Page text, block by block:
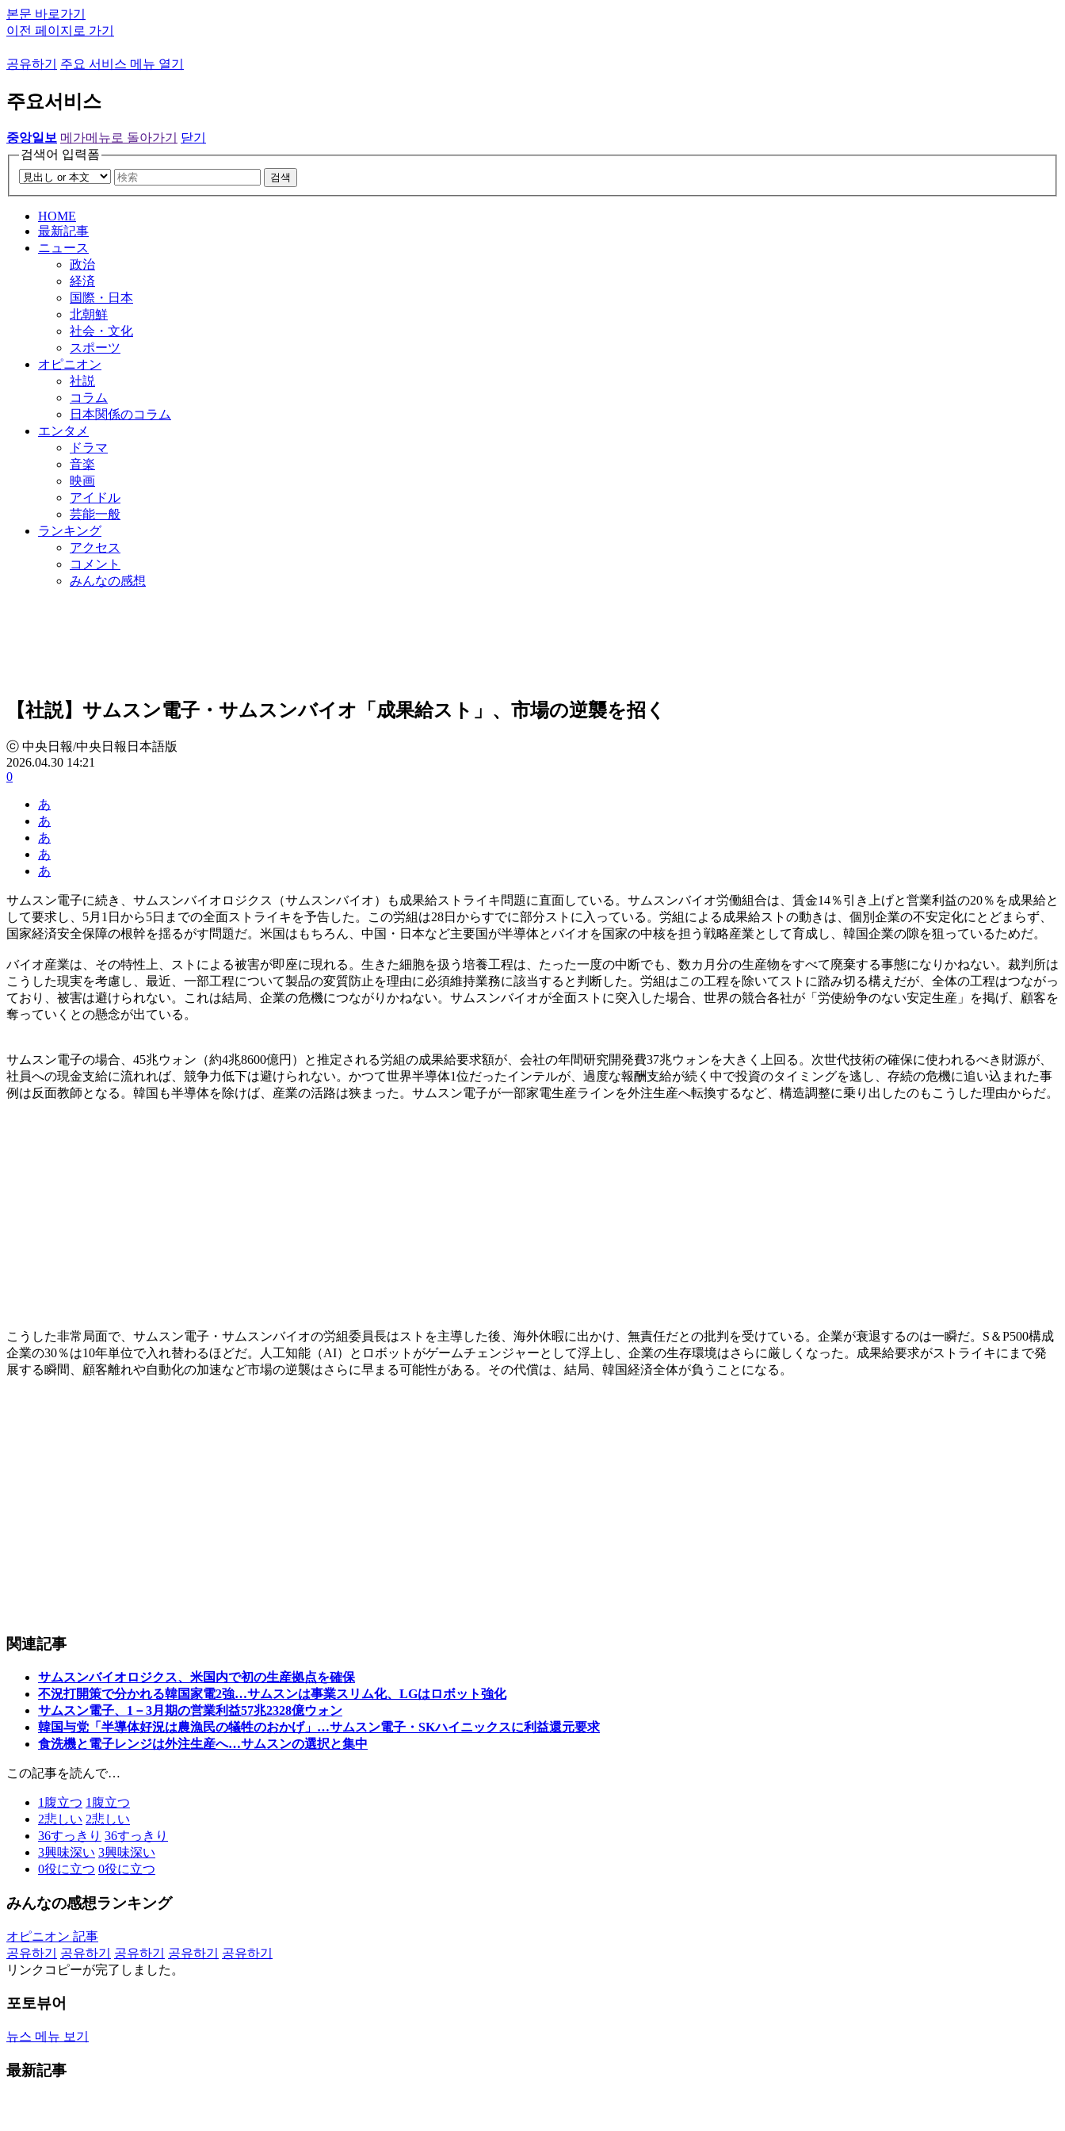
본문 바로가기
이전 페이지로 가기
공유하기 주요 서비스 메뉴 열기
주요서비스
중앙일보 메가메뉴로 돌아가기
닫기
검색어 입력폼
검색
HOME
最新記事
ニュース
政治
経済
国際・日本
北朝鮮
社会・文化
スポーツ
オピニオン
社説
コラム
日本関係のコラム
エンタメ
ドラマ
音楽
映画
アイドル
芸能一般
ランキング
アクセス
コメント
みんなの感想
【社説】サムスン電子・サムスンバイオ「成果給スト」、市場の逆襲を招く
ⓒ 中央日報/中央日報日本語版
2026.04.30 14:21
0
あ
あ
あ
あ
あ
サムスン電子に続き、サムスンバイオロジクス（サムスンバイオ）も成果給ストライキ問題に直面している。サムスンバイオ労働組合は、賃金14％引き上げと営業利益の20％を成果給と
して要求し、5月1日から5日までの全面ストライキを予告した。この労組は28日からすでに部分ストに入っている。労組による成果給ストの動きは、個別企業の不安定化にとどまらず、
国家経済安全保障の根幹を揺るがす問題だ。米国はもちろん、中国・日本など主要国が半導体とバイオを国家の中核を担う戦略産業として育成し、韓国企業の隙を狙っているためだ。
バイオ産業は、その特性上、ストによる被害が即座に現れる。生きた細胞を扱う培養工程は、たった一度の中断でも、数カ月分の生産物をすべて廃棄する事態になりかねない。裁判所は
こうした現実を考慮し、最近、一部工程について製品の変質防止を理由に必須維持業務に該当すると判断した。労組はこの工程を除いてストに踏み切る構えだが、全体の工程はつながっ
ており、被害は避けられない。これは結局、企業の危機につながりかねない。サムスンバイオが全面ストに突入した場合、世界の競合各社が「労使紛争のない安定生産」を掲げ、顧客を
奪っていくとの懸念が出ている。
サムスン電子の場合、45兆ウォン（約4兆8600億円）と推定される労組の成果給要求額が、会社の年間研究開発費37兆ウォンを大きく上回る。次世代技術の確保に使われるべき財源が、
社員への現金支給に流れれば、競争力低下は避けられない。かつて世界半導体1位だったインテルが、過度な報酬支給が続く中で投資のタイミングを逃し、存続の危機に追い込まれた事
例は反面教師となる。韓国も半導体を除けば、産業の活路は狭まった。サムスン電子が一部家電生産ラインを外注生産へ転換するなど、構造調整に乗り出したのもこうした理由からだ。
こうした非常局面で、サムスン電子・サムスンバイオの労組委員長はストを主導した後、海外休暇に出かけ、無責任だとの批判を受けている。企業が衰退するのは一瞬だ。S＆P500構成
企業の30％は10年単位で入れ替わるほどだ。人工知能（AI）とロボットがゲームチェンジャーとして浮上し、企業の生存環境はさらに厳しくなった。成果給要求がストライキにまで発
展する瞬間、顧客離れや自動化の加速など市場の逆襲はさらに早まる可能性がある。その代償は、結局、韓国経済全体が負うことになる。
関連記事
サムスンバイオロジクス、米国内で初の生産拠点を確保
不況打開策で分かれる韓国家電2強…サムスンは事業スリム化、LGはロボット強化
サムスン電子、1－3月期の営業利益57兆2328億ウォン
韓国与党「半導体好況は農漁民の犠牲のおかげ」…サムスン電子・SKハイニックスに利益還元要求
食洗機と電子レンジは外注生産へ…サムスンの選択と集中
この記事を読んで…
1 腹立つ 1 腹立つ
2悲しい 2悲しい
36すっきり 36すっきり
3興味深い 3興味深い
0役に立つ 0役に立つ
みんなの感想ランキング
オピニオン 記事
공유하기
공유하기 공유하기 공유하기
공유하기
リンクコピーが完了しました。
포토뷰어
뉴스 메뉴 보기
最新記事